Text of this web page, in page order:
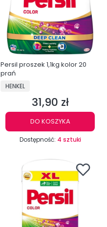
Persil proszek 1,1kg kolor 20
prań
PRODUCENT
HENKEL
Cena
31,90 zł
DO KOSZYKA
Dostępność: 4 sztuki